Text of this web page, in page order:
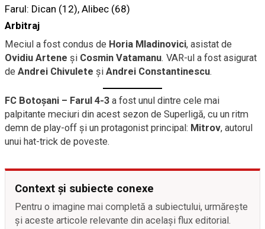
Farul: Dican (12), Alibec (68)
Arbitraj
Meciul a fost condus de Horia Mladinovici, asistat de
Ovidiu Artene și Cosmin Vatamanu. VAR-ul a fost asigurat
de Andrei Chivulete și Andrei Constantinescu.
FC Botoșani – Farul 4-3 a fost unul dintre cele mai
palpitante meciuri din acest sezon de Superligă, cu un ritm
demn de play-off și un protagonist principal: Mitrov, autorul
unui hat-trick de poveste.
Context și subiecte conexe
Pentru o imagine mai completă a subiectului, urmărește
și aceste articole relevante din același flux editorial.